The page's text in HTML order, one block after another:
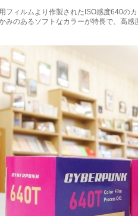
フィルムより作製されたISO感度640の
みのあるソフトなカラーが特長で、高